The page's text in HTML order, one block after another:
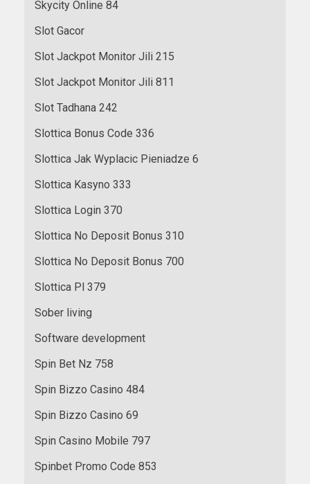
Skycity Online 84
Slot Gacor
Slot Jackpot Monitor Jili 215
Slot Jackpot Monitor Jili 811
Slot Tadhana 242
Slottica Bonus Code 336
Slottica Jak Wyplacic Pieniadze 6
Slottica Kasyno 333
Slottica Login 370
Slottica No Deposit Bonus 310
Slottica No Deposit Bonus 700
Slottica Pl 379
Sober living
Software development
Spin Bet Nz 758
Spin Bizzo Casino 484
Spin Bizzo Casino 69
Spin Casino Mobile 797
Spinbet Promo Code 853